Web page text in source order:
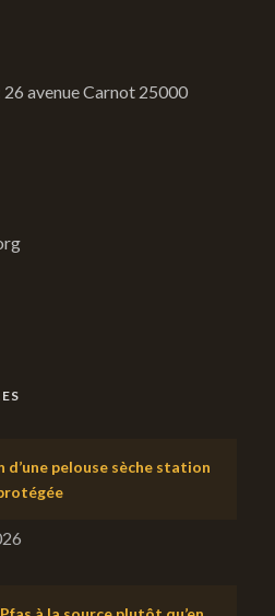
avenue Carnot 25000
pelouse sèche station